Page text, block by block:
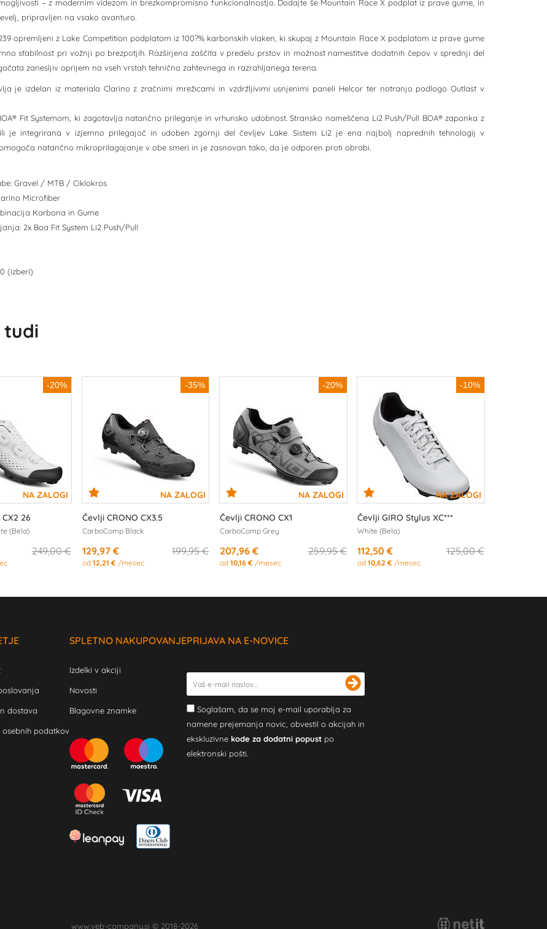
– z modernim videzom in brezkompromisno funkcionalnostjo. Dodajte še Mountain Race X podplat iz prave gume, in
pripravljen na vsako avanturo.
opremljeni z Lake Competition podplatom iz 100?% karbonskih vlaken, ki skupaj z Mountain Race X podplatom iz prave gume
stabilnost pri vožnji po brezpotjih. Razširjena zaščita v predelu prstov in možnost namestitve dodatnih čepov v sprednji del
zanesljiv oprijem na vseh vrstah tehnično zahtevnega in razrahljanega terena.
je izdelan iz materiala Clarino z zračnimi mrežicami in vzdržljivimi usnjenimi paneli Helcor ter notranjo podlogo Outlast v
Fit Systemom, ki zagotavlja natančno prileganje in vrhunsko udobnost. Stransko nameščena Li2 Push/Pull BOA® zaponka z
je integrirana v izjemno prilegajoč in udoben zgornji del čevljev Lake. Sistem Li2 je ena najbolj naprednih tehnologij v
natančno mikroprilagajanje v obe smeri in je zasnovan tako, da je odporen proti obrabi.
Gravel / MTB / Ciklokros
Microfiber
Karbona in Gume
2x Boa Fit System Li2 Push/Pull
(izberi)
tudi
-20%
26
(Bela)
249,00 €
-35%
Čevlji CRONO CX3.5
CarboComp Black
199,95 €
129,97 €
od 12,21 € /mesec
-20%
Čevlji CRONO CX1
CarboComp Grey
259,95 €
207,96 €
od10,16 € /mesec
-10%
Čevlji GIRO Stylus XC***
White (Bela)
125,00 €
112,50 €
od10,62 € /mesec
dostava
osebnih podatkov
SPLETNO NAKUPOVANJE
Izdelki v akciji
Novosti
Blagovne znamke
PRIJAVA NA E-NOVICE
Soglašam, da se moj e-mail uporablja za
namene prejemanja novic, obvestil o akcijah in
ekskluzivne kode za dodatni popust po
elektronski pošti.
www.veb-company.si © 2018-2026